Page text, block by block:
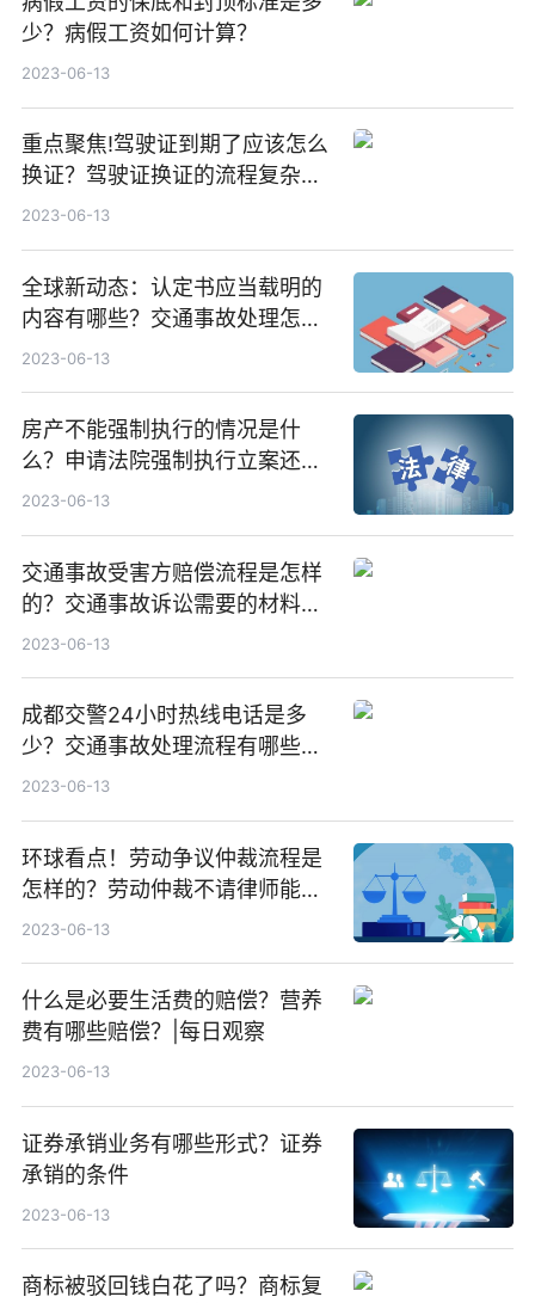
少？病假工资如何计算？
2023-06-13
重点聚焦!驾驶证到期了应该怎么
换证？驾驶证换证的流程复杂
吗？
2023-06-13
全球新动态：认定书应当载明的
内容有哪些？交通事故处理怎么
认定？
2023-06-13
房产不能强制执行的情况是什
么？申请法院强制执行立案还需
要交费用吗？ 今热点
2023-06-13
交通事故受害方赔偿流程是怎样
的？交通事故诉讼需要的材料有
哪些？-天天新动态
2023-06-13
成都交警24小时热线电话是多
少？交通事故处理流程有哪些？
成都市公安局交通管理局车辆管
2023-06-13
环球看点！劳动争议仲裁流程是
怎样的？​劳动仲裁不请律师能胜
诉吗？
2023-06-13
什么是必要生活费的赔偿？营养
费有哪些赔偿？|每日观察
2023-06-13
证券承销业务有哪些形式？证券
承销的条件
2023-06-13
商标被驳回钱白花了吗？商标复